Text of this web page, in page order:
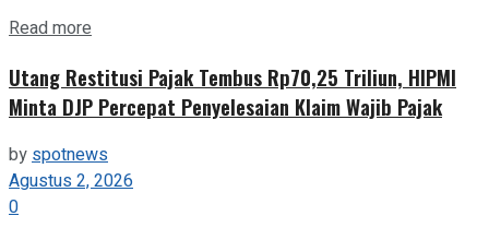
Read more
Utang Restitusi Pajak Tembus Rp70,25 Triliun, HIPMI
Minta DJP Percepat Penyelesaian Klaim Wajib Pajak
byspotnews
Agustus 2, 2026
0